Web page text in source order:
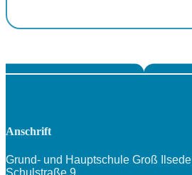
Anschrift
Grund- und Hauptschule Groß Ilsede
Schulstraße 9